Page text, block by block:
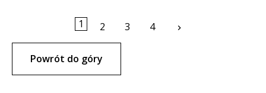
1 2 3 4 keyboard_arrow_right
Powrót do góry